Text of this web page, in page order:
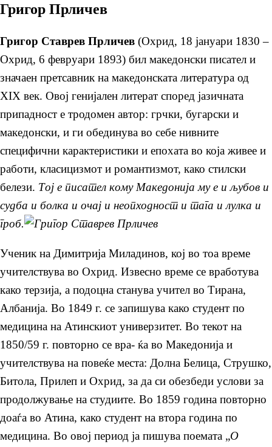
Григор Прличев
Григор Ставрев Прличев (Охрид, 18 јануари 1830 –
Охрид, 6 февруари 1893) бил македонски писател и
значаен претсавник на македонската литература од
XIX век. Овој генијален литерат според јазичната
припадност е тродомен автор: грчки, бугарски и
македонски, и ги обединува во себе нивните
специфични карактеристики и епохата во која живее и
работи, класицизмот и романтизмот, како стилски
белези. Тој е писател кому Македонија му е и љубов и
судба и болка и очај и неопходност и тага и лулка и
гроб.
Ученик на Димитрија Миладинов, кој во тоа време
учителствува во Охрид. Извесно време се вработува
како терзија, а подоцна станува учител во Тирана,
Албанија. Во 1849 г. се запишува како студент по
медицина на Атинскиот универзитет. Во текот на
1850/59 г. повторно се вра- ќа во Македонија и
учителствува на повеќе места: Долна Белица, Струшко,
Битола, Прилеп и Охрид, за да си обезбеди услови за
продолжување на студиите. Во 1859 година повторно
доаѓа во Атина, како студент на втора година по
медицина. Во овој период ја пишува поемата „Ο